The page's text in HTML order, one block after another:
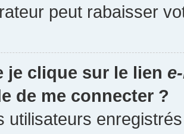
peut rabaisser
je clique sur le lien
de me connecter ?
utilisateurs